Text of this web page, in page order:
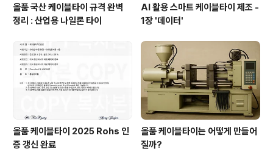
올품 국산 케이블타이 규격 완벽
정리 : 산업용 나일론 타이
AI 활용 스마트 케이블타이 제조 -
1장 '데이터'
올품 케이블타이 2025 Rohs 인
증 갱신 완료
올품 케이블타이는 어떻게 만들어
질까?